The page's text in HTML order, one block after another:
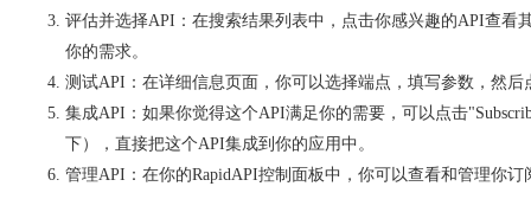
评估并选择API：在搜索结果列表中，点击你感兴趣的API查看
你的需求。
测试API：在详细信息页面，你可以选择端点，填写参数，然后
集成API：如果你觉得这个API满足你的需要，可以点击
下），直接把这个API集成到你的应用中。
管理API：在你的RapidAPI控制面板中，你可以查看和管理你